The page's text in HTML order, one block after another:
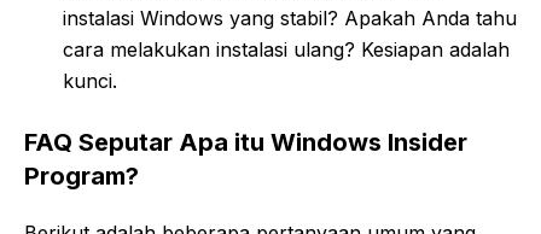
instalasi Windows yang stabil? Apakah Anda tahu
cara melakukan instalasi ulang? Kesiapan adalah
kunci.
FAQ Seputar Apa itu Windows Insider
Program?